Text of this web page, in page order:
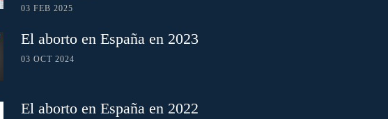
03 FEB 2025
El aborto en España en 2023
03 OCT 2024
El aborto en España en 2022